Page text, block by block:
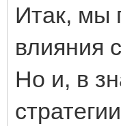
Итак, мы
влияния
Но и, в